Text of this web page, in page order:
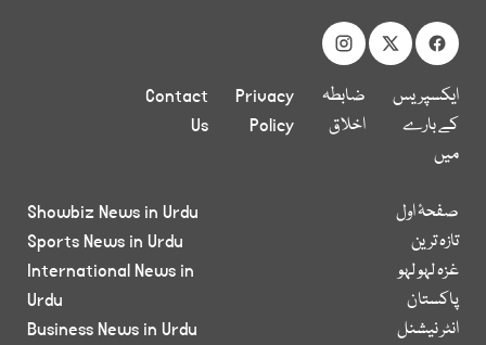
ایکسپریس
کے بارے
میں
ضابطہ
اخلاق
Privacy
Policy
Contact
Us
صفحۂ اول
تازہ ترین
غزہ لہو لہو
پاکستان
انٹر نیشنل
Showbiz News in Urdu
Sports News in Urdu
International News in
Urdu
Business News in Urdu